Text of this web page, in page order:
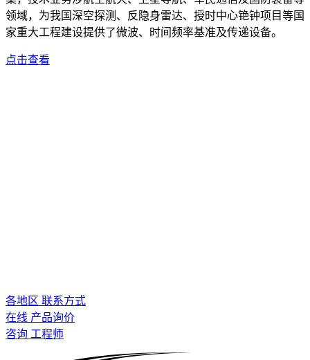
领域，为我国深空探测、反隐身雷达、授时中心铯钟项目等国
家重大工程建设提供了微波、时间频率基准及传递设备。
点击查看
各地区 联系方式
在线 产品询价
咨询 工程师